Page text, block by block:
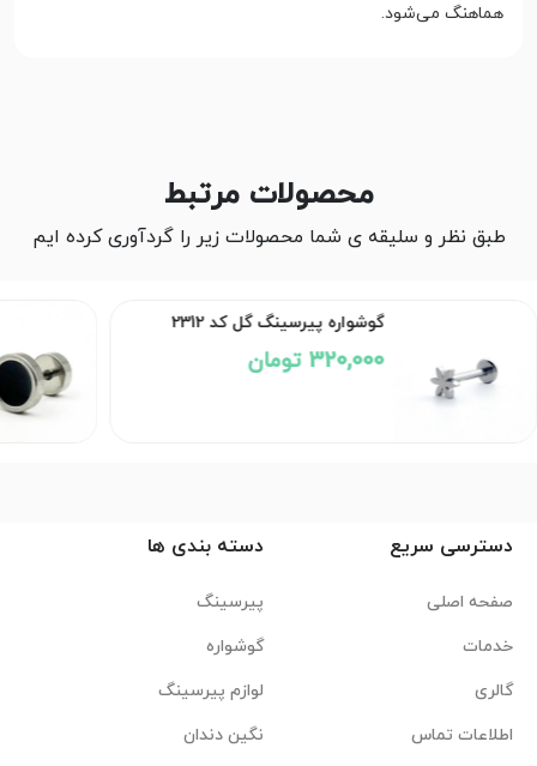
هماهنگ می‌شود.
محصولات مرتبط
طبق نظر و سلیقه ی شما محصولات زیر را گردآوری کرده ایم
گوشواره پیرسینگ گل کد 2312
320,000 تومان
دسترسی سریع
صفحه اصلی
خدمات
گالری
اطلاعات تماس
دسته بندی ها
پیرسینگ
گوشواره
لوازم پیرسینگ
نگین دندان